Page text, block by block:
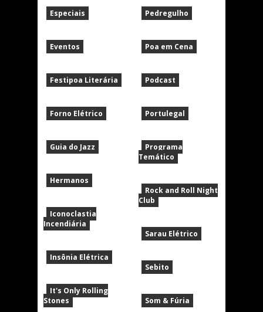
Especiais
Eventos
Festipoa Literária
Forno Elétrico
Guia do Jazz
Hermanos
Iconoclastia
Incendiária
Insônia Elétrica
It's Only Rolling
Stones
Pedregulho
Poa em Cena
Podcast
Portulegal
Programa
Temático
Rock and Roll Night
Club
Sarau Elétrico
Sebito
Som & Fúria